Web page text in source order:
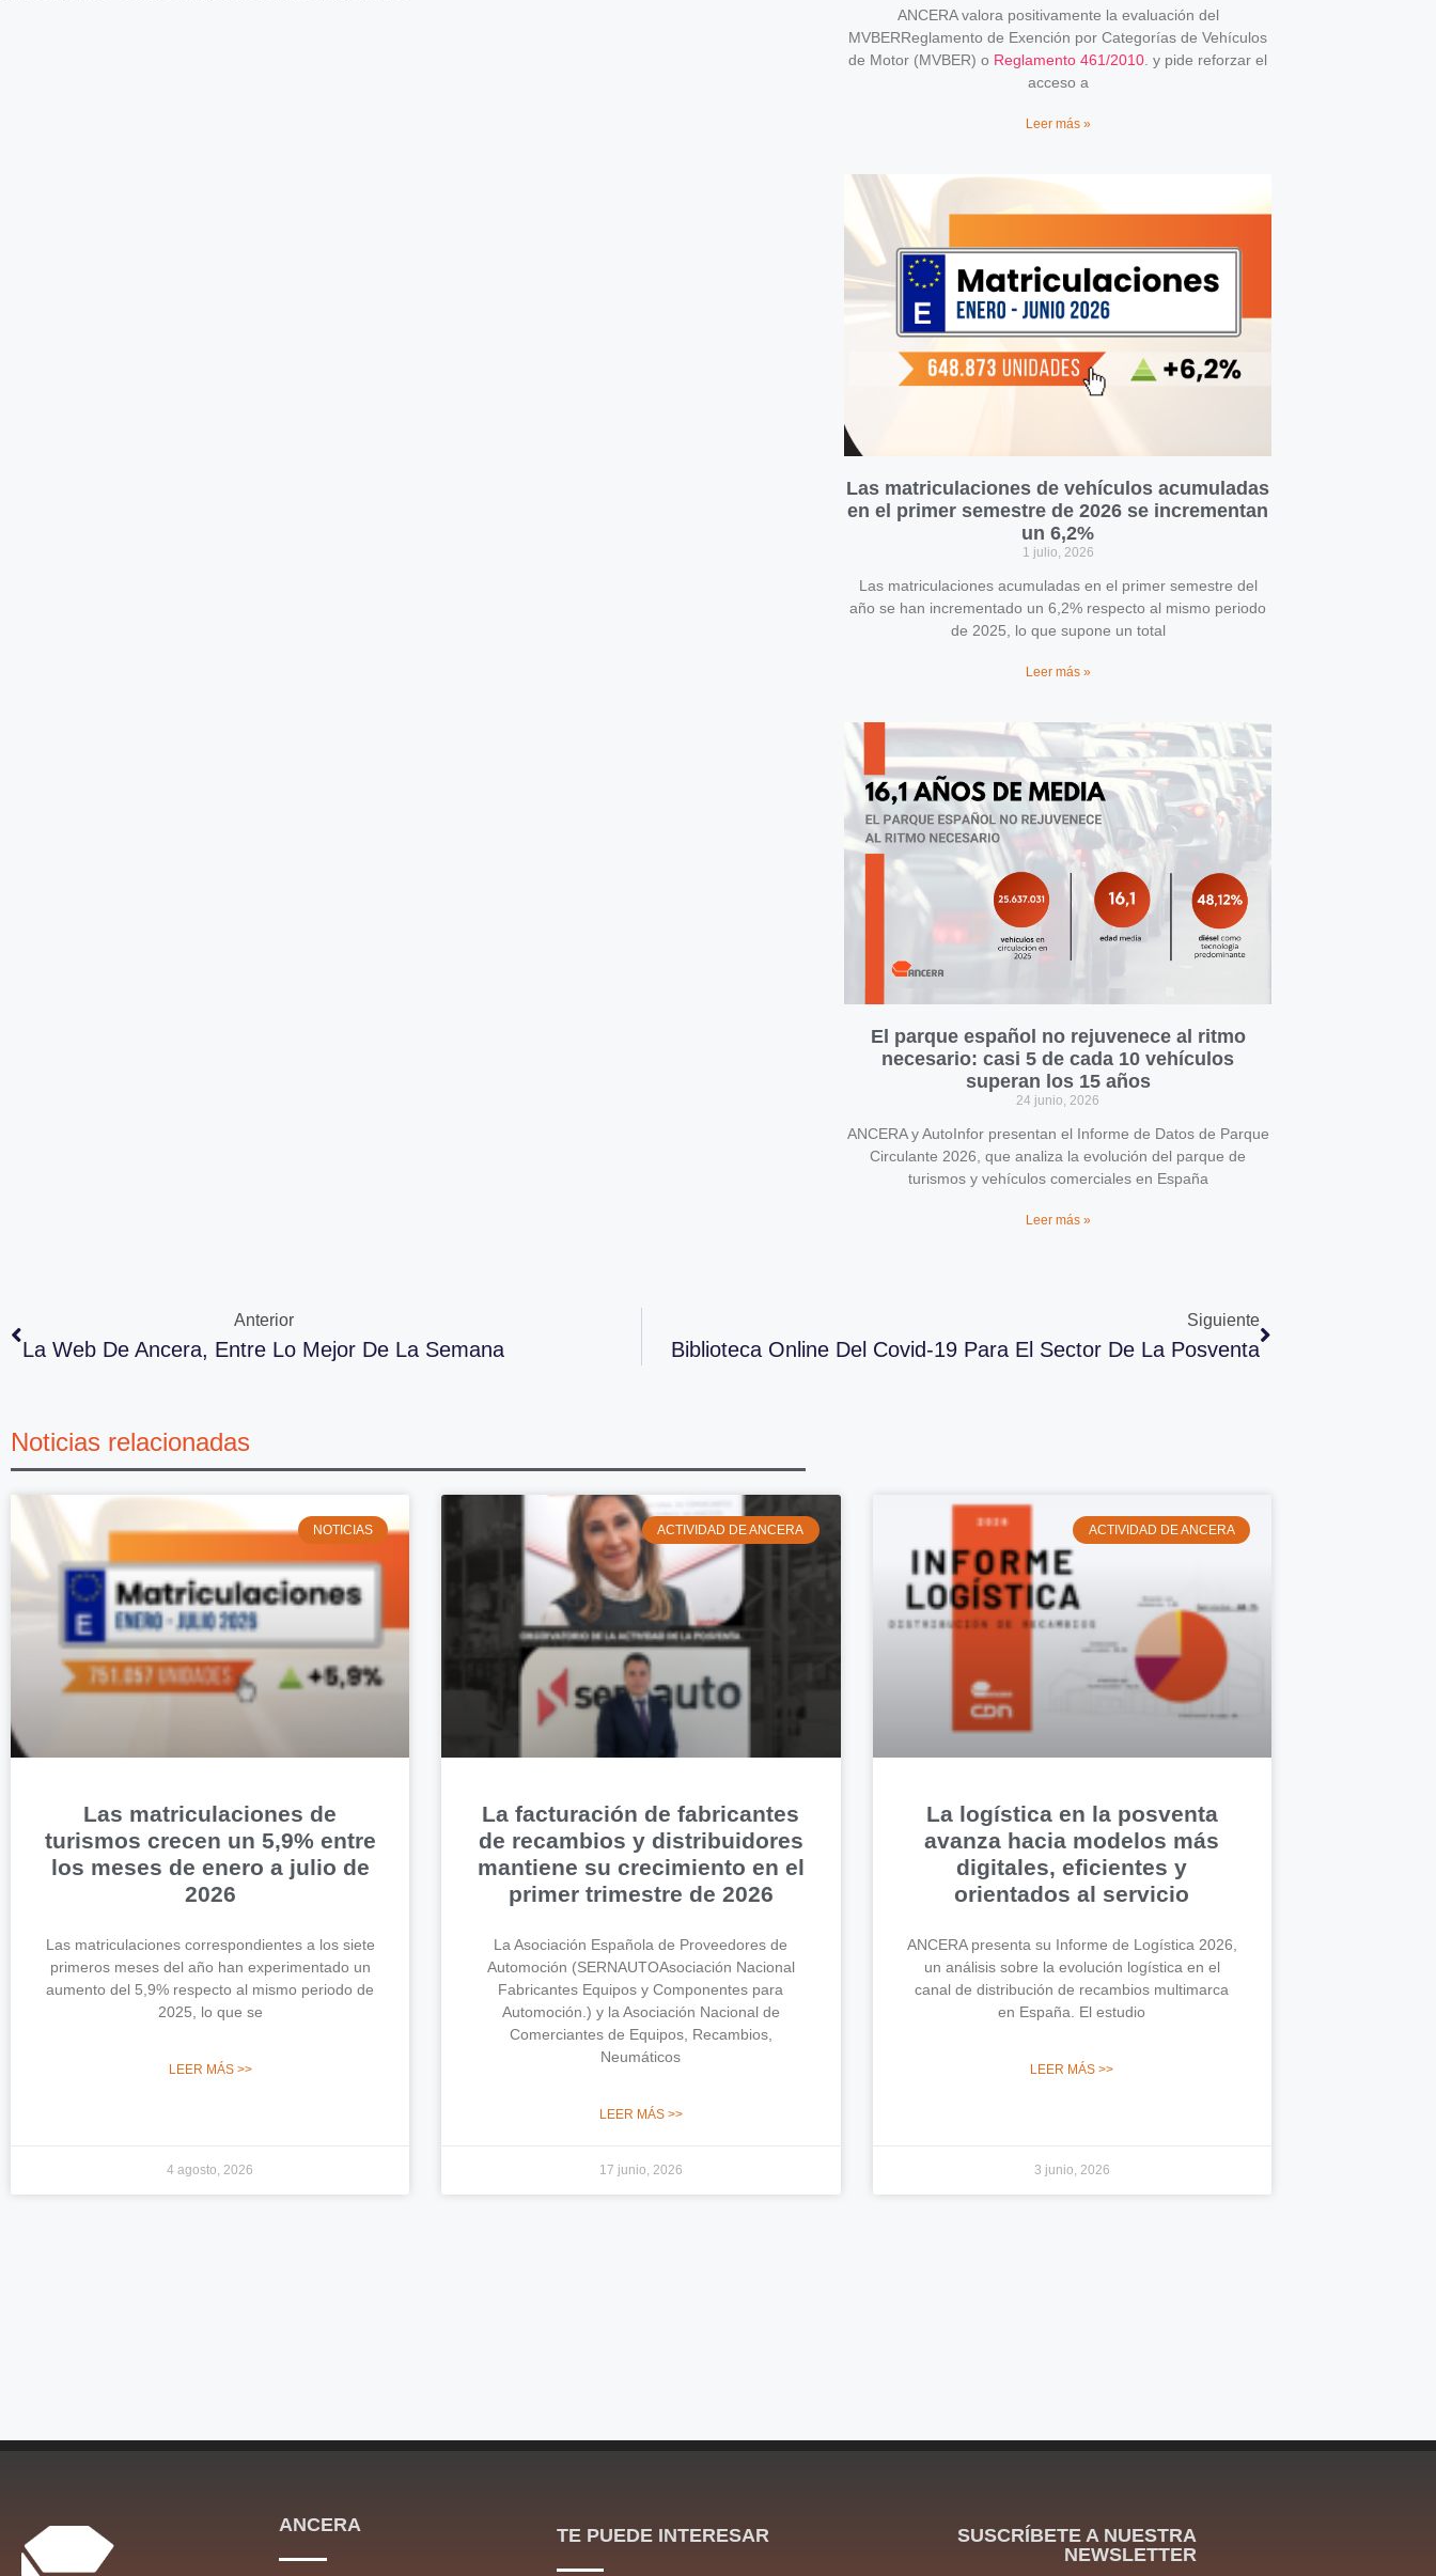
ANCERA valora positivamente la evaluación del
MVBERReglamento de Exención por Categorías de Vehículos
de Motor (MVBER) o Reglamento 461/2010 . y pide reforzar el
acceso a
Leer más »
Las matriculaciones de vehículos acumuladas
en el primer semestre de 2026 se incrementan
un 6,2%
1 julio, 2026
Las matriculaciones acumuladas en el primer semestre del
año se han incrementado un 6,2% respecto al mismo periodo
de 2025, lo que supone un total
Leer más »
El parque español no rejuvenece al ritmo
necesario: casi 5 de cada 10 vehículos
superan los 15 años
24 junio, 2026
ANCERA y AutoInfor presentan el Informe de Datos de Parque
Circulante 2026, que analiza la evolución del parque de
turismos y vehículos comerciales en España
Leer más »
Anterior
La Web De Ancera, Entre Lo Mejor De La Semana
Siguiente
Biblioteca Online Del Covid-19 Para El Sector De La Posventa
Noticias relacionadas
NOTICIAS
Las matriculaciones de
turismos crecen un 5,9% entre
los meses de enero a julio de
2026
Las matriculaciones correspondientes a los siete
primeros meses del año han experimentado un
aumento del 5,9% respecto al mismo periodo de
2025, lo que se
LEER MÁS >>
4 agosto, 2026
ACTIVIDAD DE ANCERA
La facturación de fabricantes
de recambios y distribuidores
mantiene su crecimiento en el
primer trimestre de 2026
La Asociación Española de Proveedores de
Automoción (SERNAUTOAsociación Nacional
Fabricantes Equipos y Componentes para
Automoción.) y la Asociación Nacional de
Comerciantes de Equipos, Recambios,
Neumáticos
LEER MÁS >>
17 junio, 2026
ACTIVIDAD DE ANCERA
La logística en la posventa
avanza hacia modelos más
digitales, eficientes y
orientados al servicio
ANCERA presenta su Informe de Logística 2026,
un análisis sobre la evolución logística en el
canal de distribución de recambios multimarca
en España. El estudio
LEER MÁS >>
3 junio, 2026
ANCERA TE PUEDE INTERESAR
SUSCRÍBETE A NUESTRA
NEWSLETTER